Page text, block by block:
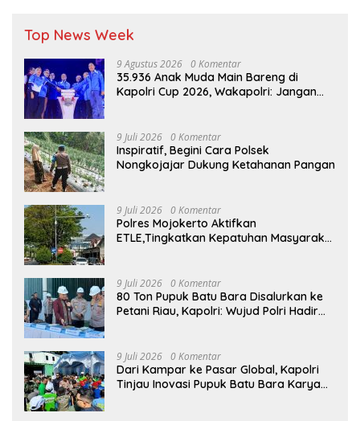
Top News Week
9 Agustus 2026 0 Komentar
35.936 Anak Muda Main Bareng di
Kapolri Cup 2026, Wakapolri: Jangan
9 Juli 2026 0 Komentar
Inspiratif, Begini Cara Polsek
Nongkojajar Dukung Ketahanan Pangan
9 Juli 2026 0 Komentar
Polres Mojokerto Aktifkan
ETLE,Tingkatkan Kepatuhan Masyarakat
9 Juli 2026 0 Komentar
80 Ton Pupuk Batu Bara Disalurkan ke
Petani Riau, Kapolri: Wujud Polri Hadir
9 Juli 2026 0 Komentar
Dari Kampar ke Pasar Global, Kapolri
Tinjau Inovasi Pupuk Batu Bara Karya